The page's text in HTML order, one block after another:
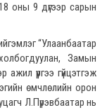
оны 9 дүгээр сарын
“Улаанбаатар
Замын
үүргээ гүйцэтгэж
өмчлөлийн орон
Л.Пүрэвбаатар нь